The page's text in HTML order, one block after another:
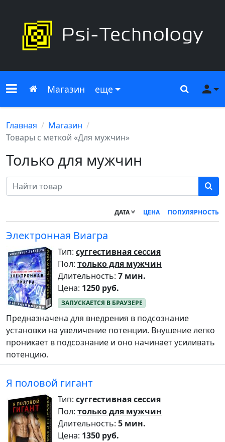
Меню сайта
Главная
Магазин еще Поиск
Главная
Магазин
Товары с меткой «Для мужчин»
Только для мужчин
ДАТА ЦЕНА ПОПУЛЯРНОСТЬ
Электронная Виагра
Тип: суггестивная сессия
Пол: только для мужчин
Длительность: 7 мин.
Цена: 1250 руб.
Предназначена для внедрения в подсознание
установки на увеличение потенции. Внушение легко
проникает в подсознание и оно начинает усиливать
потенцию.
Я половой гигант
Тип: суггестивная сессия
Пол: только для мужчин
Длительность: 5 мин.
Цена: 1350 руб.